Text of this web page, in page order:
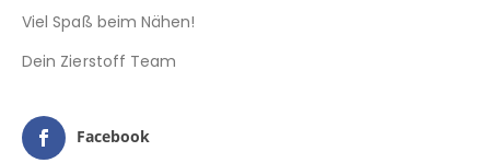
Viel Spaß beim Nähen!
Dein Zierstoff Team
Facebook